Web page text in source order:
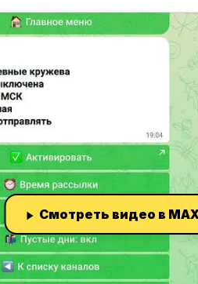
Смотреть видео в